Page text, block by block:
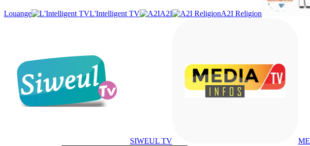
Louange L'Intelligent TV A2I A2I Religion
SIWEUL TV